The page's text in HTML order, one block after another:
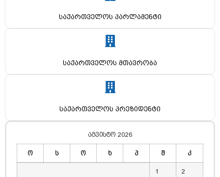
საქართველოს პარლამენტი
საქართველოს მთავრობა
საქართველოს პრეზიდენტი
აგვისტო 2026
ო ს ო ხ პ შ კ
1 2